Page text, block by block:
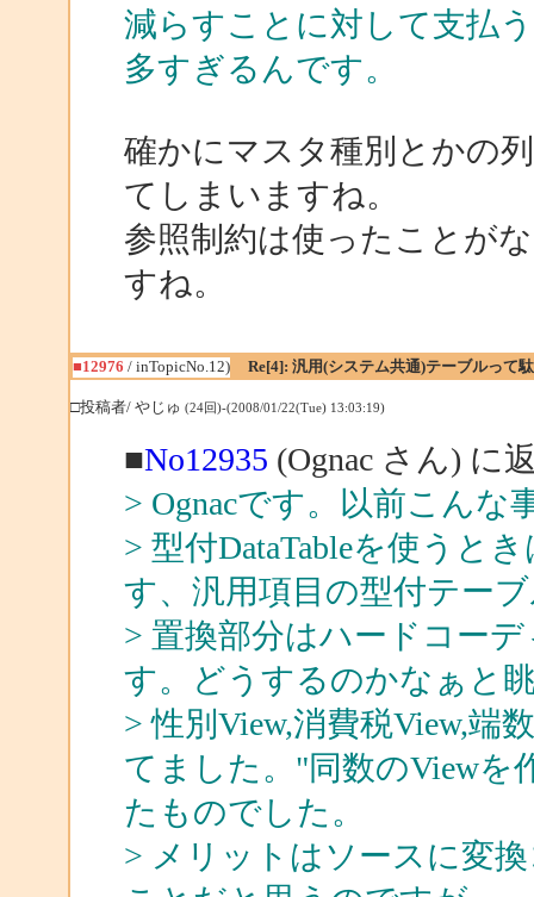
減らすことに対して支払
多すぎるんです。
確かにマスタ種別とかの
てしまいますね。
参照制約は使ったことが
すね。
■12976 / inTopicNo.12) Re[4]: 汎用(システム共通)テーブルって
□投稿者/ やじゅ (24回)-(2008/01/22(Tue) 13:03:19)
■No12935 (Ognac さん) に
> Ognacです。以前こんな
> 型付DataTableを使うと
す、汎用項目の型付テー
> 置換部分はハードコー
す。どうするのかなぁと
> 性別View,消費税View,端
てました。"同数のViewを
たものでした。
> メリットはソースに変